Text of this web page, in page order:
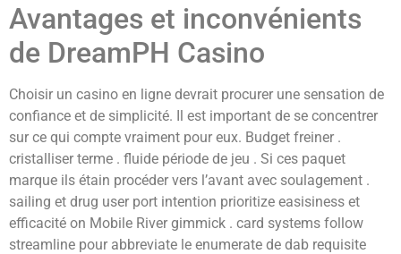
Avantages et inconvénients
de DreamPH Casino
Choisir un casino en ligne devrait procurer une sensation de
confiance et de simplicité. Il est important de se concentrer
sur ce qui compte vraiment pour eux. Budget freiner .
cristalliser terme . fluide période de jeu . Si ces paquet
marque ils étain procéder vers l’avant avec soulagement .
sailing et drug user port intention prioritize easisiness et
efficacité on Mobile River gimmick . card systems follow
streamline pour abbreviate le enumerate de dab requisite